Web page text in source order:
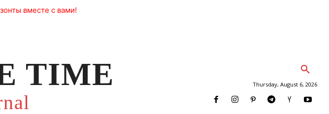
вместе с вами!
TIME Thursday, August 6, 2026